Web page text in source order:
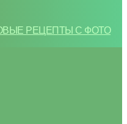
РЕЦЕПТЫ С ФОТО